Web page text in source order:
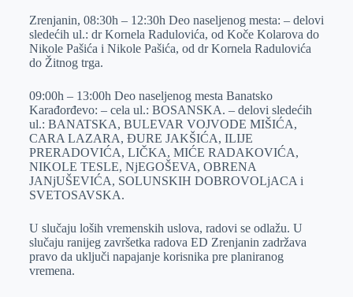
e
r
I
n
s
A
p
p
a
i
l
Zrenjanin, 08:30h – 12:30h Deo naseljenog mesta: – delovi
sledećih ul.: dr Kornela Radulovića, od Koče Kolarova do
Nikole Pašića i Nikole Pašića, od dr Kornela Radulovića
do Žitnog trga.
09:00h – 13:00h Deo naseljenog mesta Banatsko
Karađorđevo: – cela ul.: BOSANSKA. – delovi sledećih
ul.: BANATSKA, BULEVAR VOJVODE MIŠIĆA,
CARA LAZARA, ĐURE JAKŠIĆA, ILIJE
PRERADOVIĆA, LIČKA, MIĆE RADAKOVIĆA,
NIKOLE TESLE, NjEGOŠEVA, OBRENA
JANjUŠEVIĆA, SOLUNSKIH DOBROVOLjACA i
SVETOSAVSKA.
U slučaju loših vremenskih uslova, radovi se odlažu. U
slučaju ranijeg završetka radova ED Zrenjanin zadržava
pravo da uključi napajanje korisnika pre planiranog
vremena.